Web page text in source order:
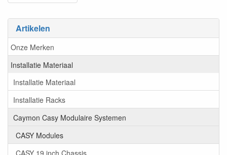
Artikelen
Onze Merken
Installatie Materiaal
Installatie Materiaal
Installatie Racks
Caymon Casy Modulaire Systemen
CASY Modules
CASY 19 inch Chassis